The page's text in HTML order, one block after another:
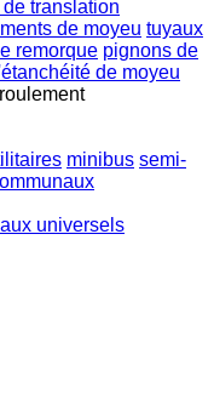
de translation
de moyeu tuyaux
remorque pignons de
de moyeu
minibus semi-
universels